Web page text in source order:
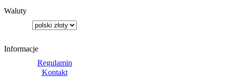
Waluty
Informacje
Regulamin
Kontakt